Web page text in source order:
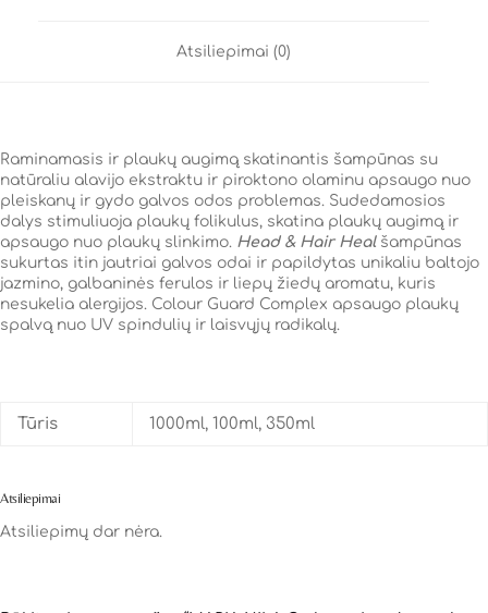
Atsiliepimai (0)
Raminamasis ir plaukų augimą skatinantis šampūnas su
natūraliu alavijo ekstraktu ir piroktono olaminu apsaugo nuo
pleiskanų ir gydo galvos odos problemas. Sudedamosios
dalys stimuliuoja plaukų folikulus, skatina plaukų augimą ir
apsaugo nuo plaukų slinkimo. Head & Hair Healšampūnas
sukurtas itin jautriai galvos odai ir papildytas unikaliu baltojo
jazmino, galbaninės ferulos ir liepų žiedų aromatu, kuris
nesukelia alergijos. Colour Guard Complex apsaugo plaukų
spalvą nuo UV spindulių ir laisvųjų radikalų.
Tūris 1000ml, 100ml, 350ml
Atsiliepimai
Atsiliepimų dar nėra.